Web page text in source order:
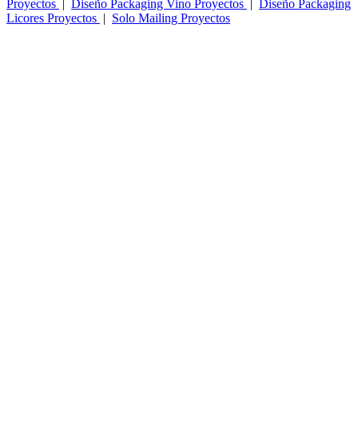
Proyectos | Diseño Packaging Vino Proyectos | Diseño Packaging
Licores Proyectos | Solo Mailing Proyectos